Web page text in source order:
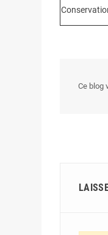
Ce blog